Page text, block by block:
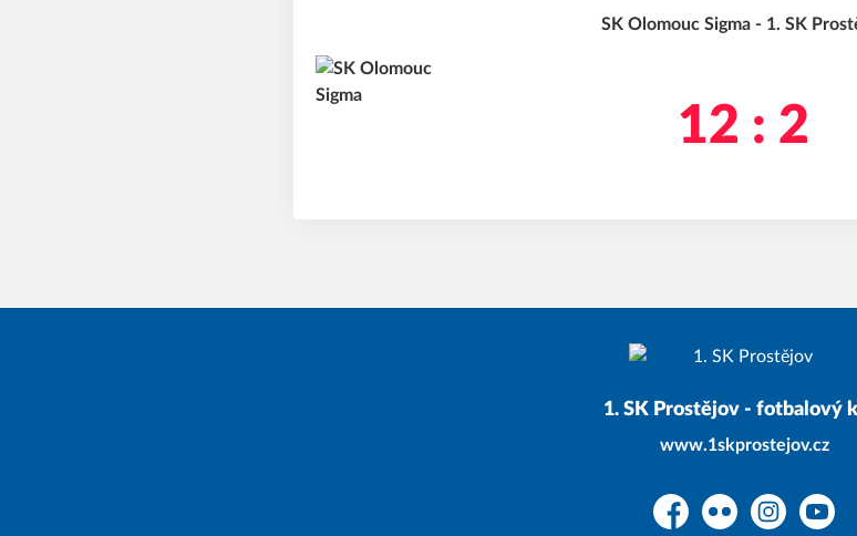
SK Olomouc Sigma - 1. SK
12 : 2
1. SK Prostějov - fotbalový
www.1skprostejov.cz
FacebookFlickr InstagramYouTube